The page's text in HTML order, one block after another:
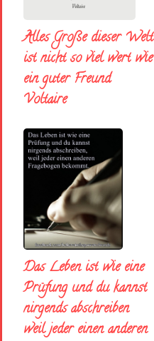
Alles Große dieser Welt
ist nicht so viel wert wie
ein guter Freund
Voltaire
Das Leben ist wie eine
Prüfung und du kannst
nirgends abschreiben
weil jeder einen anderen